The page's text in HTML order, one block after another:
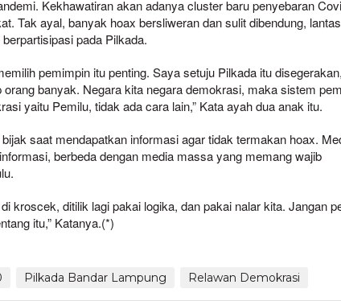
Kekhawatiran akan adanya cluster baru penyebaran
Tak ayal, banyak hoax bersliweran dan sulit dibendung, lantas
pada Pilkada.
pemimpin itu penting. Saya setuju Pilkada itu disegerakan,
banyak. Negara kita negara demokrasi, maka sistem
yaitu Pemilu, tidak ada cara lain,” Kata ayah dua anak itu.
saat mendapatkan informasi agar tidak termakan hoax.
berbeda dengan media massa yang memang wajib
kroscek, ditilik lagi pakai logika, dan pakai nalar kita. Jangan
itu,” Katanya.(*)
Pilkada Bandar Lampung Relawan Demokrasi